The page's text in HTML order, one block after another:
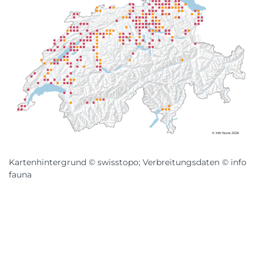
Kartenhintergrund © swisstopo; Verbreitungsdaten © info
fauna